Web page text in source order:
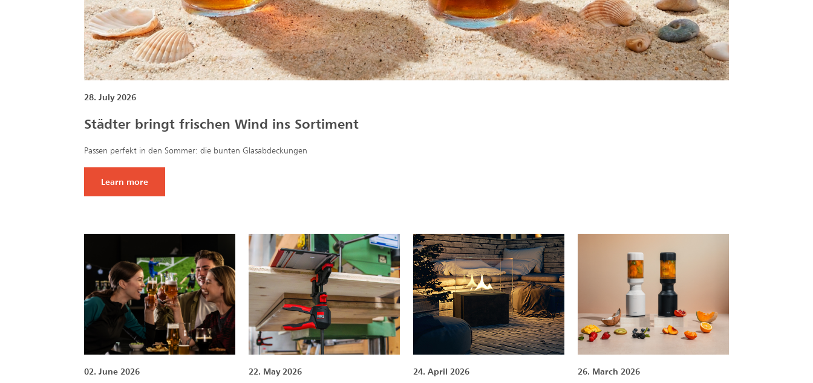
28. July 2026
Städter bringt frischen Wind ins Sortiment
Passen perfekt in den Sommer: die bunten Glasabdeckungen
Learn more
02. June 2026 22. May 2026 24. April 2026 26. March 2026